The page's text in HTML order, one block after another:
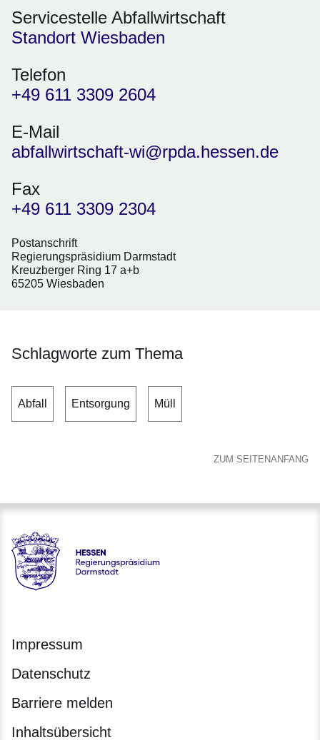
Servicestelle Abfallwirtschaft
Standort Wiesbaden
Telefon
+49 611 3309 2604
E-Mail
abfallwirtschaft-wi@rpda.hessen.de
Fax
+49 611 3309 2304
Postanschrift
Regierungspräsidium Darmstadt
Kreuzberger Ring 17 a+b
65205 Wiesbaden
Schlagworte zum Thema
Abfall Entsorgung Müll
ZUM SEITENANFANG
Hessen - Regierungspräsidium Darmstadt
Impressum
Datenschutz
Barriere melden
Inhaltsübersicht